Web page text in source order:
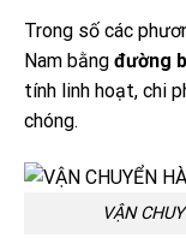
Trong số các
Nam bằng đường
tính linh hoạt, chi
chóng.
VẬN